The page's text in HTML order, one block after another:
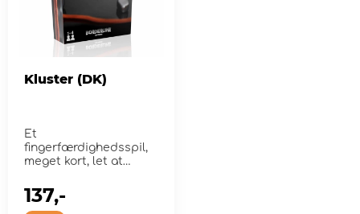
Kluster (DK)
Et
fingerfærdighedsspil,
meget kort, let at
sjovt, virkelig ...
137,-